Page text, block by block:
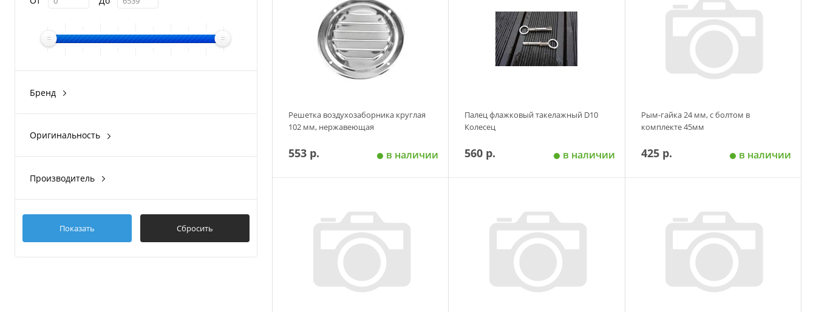
Бренд
Оригинальность
Производитель
Kofuku
Показать Сбросить
Решетка воздухозаборника круглая
102 мм, нержавеющая
553 р. в наличии
Палец флажковый такелажный D10
Колесец
560 р. в наличии
Рым-гайка 24 мм, с болтом в
комплекте 45мм
425 р. в наличии